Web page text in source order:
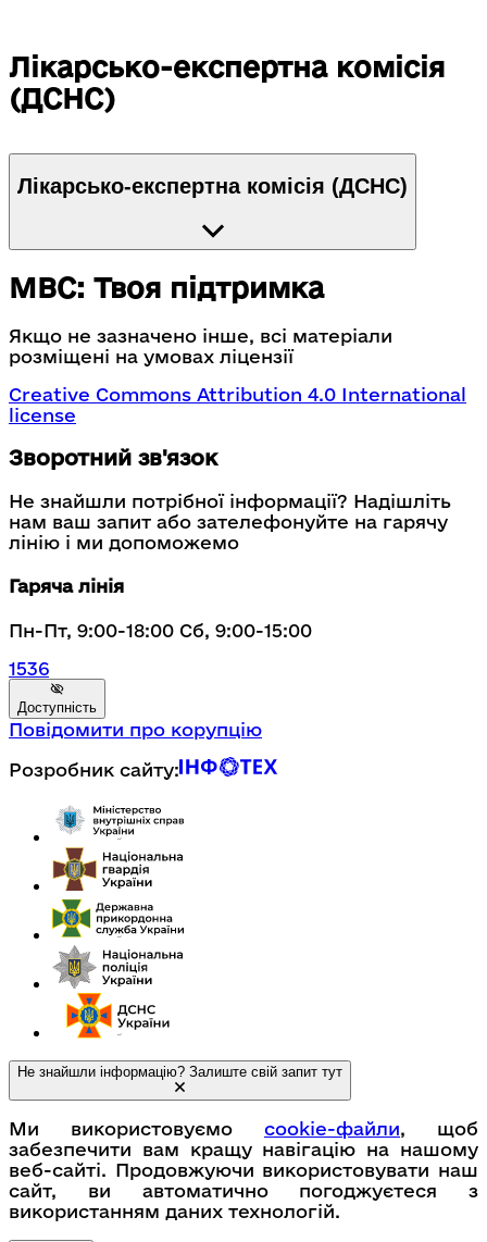
Лікарсько-експертна комісія
(ДСНС)
Лікарсько-експертна комісія (ДСНС)
МВС: Твоя підтримка
Якщо не зазначено інше, всі матеріали
розміщені на умовах ліцензії
Creative Commons Attribution 4.0 International
license
Зворотний зв'язок
Не знайшли потрібної інформації? Надішліть
нам ваш запит або зателефонуйте на гарячу
лінію і ми допоможемо
Гаряча лінія
Пн-Пт, 9:00-18:00 Сб, 9:00-15:00
1536
Доступність
Повідомити про корупцію
Розробник сайту:
Не знайшли інформацію? Залиште свій запит тут
Ми використовуємо cookie-файли, щоб
забезпечити вам кращу навігацію на нашому
веб-сайті. Продовжуючи використовувати наш
сайт, ви автоматично погоджуєтеся з
використанням даних технологій.